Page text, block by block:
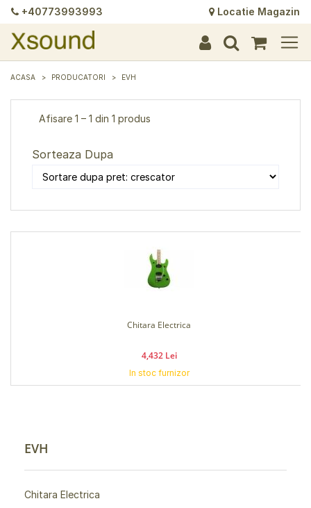
+40773993993 Locatie Magazin
+
+
+
+
+
+
+
+
+
+
+
+
+
+
ACASA PRODUCATORI EVH
EVH
Chitara Electrica
Afisare 1 – 1 din 1 produs
Sorteaza Dupa
Chitara Electrica
4,432 Lei
In stoc furnizor